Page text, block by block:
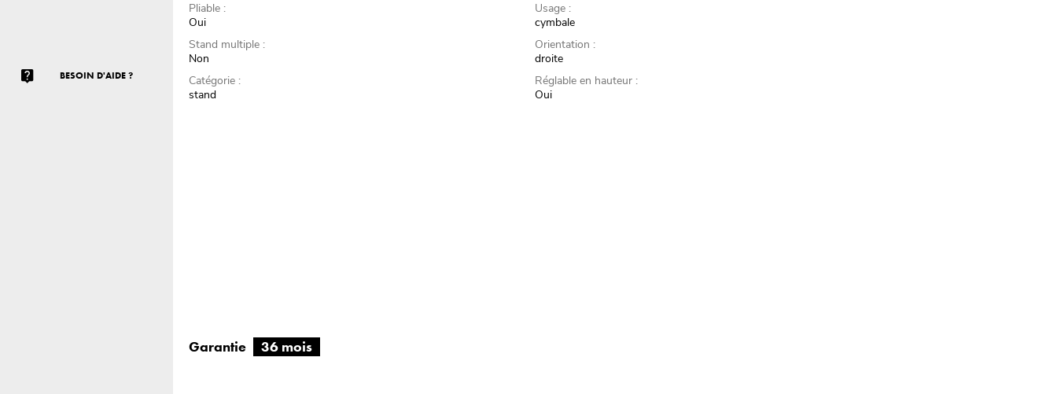
BESOIN D'AIDE ?
Pliable :
Oui
Stand multiple :
Non
Catégorie :
stand
Usage :
cymbale
Orientation :
droite
Réglable en hauteur :
Oui
Garantie 36 mois